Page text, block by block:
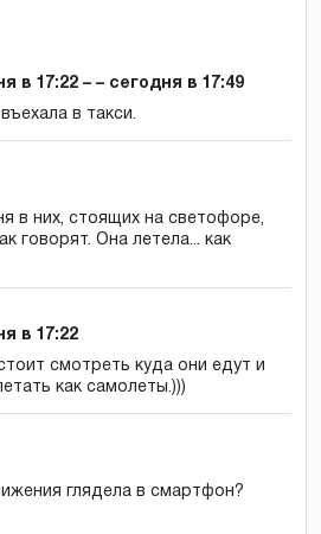
в 17:22 – – сегодня в 17:49
в такси.
в них, стоящих на светофоре,
говорят. Она летела... как
в 17:22
смотреть куда они едут и
как самолеты.)))
глядела в смартфон?